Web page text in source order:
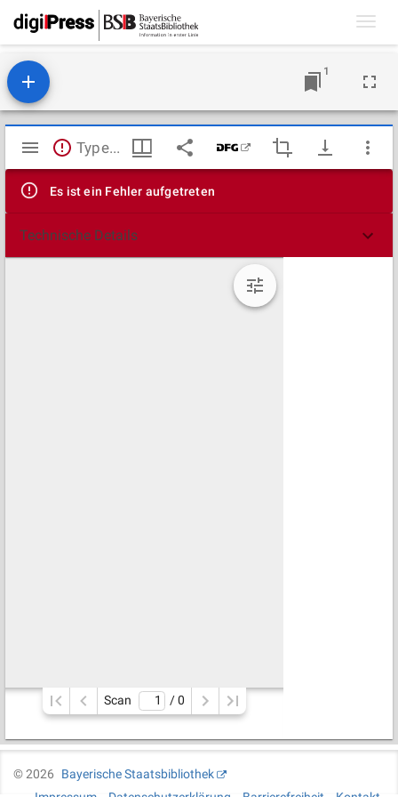
1
Mirador
Viewer
TypeError: Failed to fetch
Es ist ein Fehler aufgetreten
Technische Details
Scan / 0
©2026
Bayerische Staatsbibliothek